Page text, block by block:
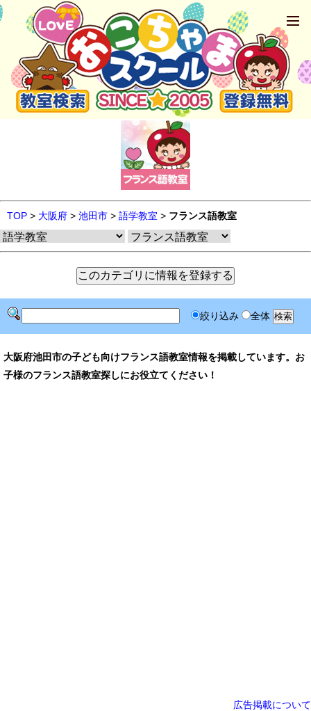
TOP > 大阪府 > 池田市 > 語学教室 > フランス語教室
絞り込み 全体
大阪府池田市の子ども向けフランス語教室情報を掲載しています。お
子様のフランス語教室探しにお役立てください！
広告掲載について